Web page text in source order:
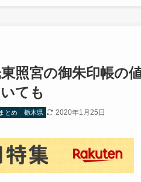
東照宮の御朱印帳
ても
とめ 栃木県 2020年1月25日